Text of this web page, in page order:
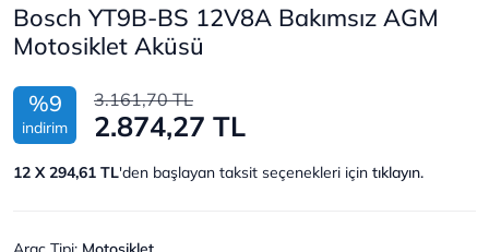
Bosch YT9B-BS 12V8A Bakımsız AGM
Motosiklet Aküsü
%9
indirim
3.161,70 TL
2.874,27 TL
12 X 294,61 TL'den başlayan taksit seçenekleri için tıklayın.